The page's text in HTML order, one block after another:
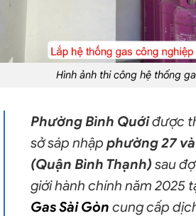
Hình ảnh thi công hệ thống
Phường Bình Quớiđược
sở sáp nhập phường 27
(Quận Bình Thạnh) sau
giới hành chính năm 2025
Gas Sài Gòn cung cấp